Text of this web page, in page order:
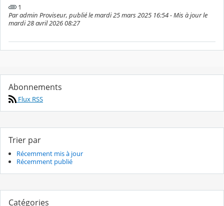
1
Par admin Proviseur, publié le mardi 25 mars 2025 16:54 - Mis à jour le
mardi 28 avril 2026 08:27
Abonnements
Flux RSS
Trier par
Récemment mis à jour
Récemment publié
Catégories